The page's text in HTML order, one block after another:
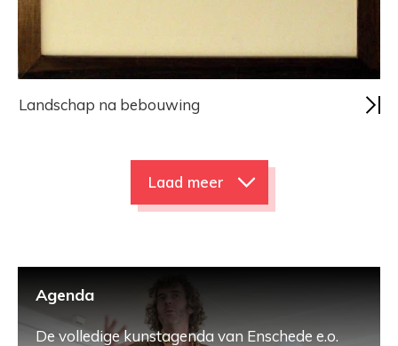
Landschap na bebouwing
Laad meer
Agenda
De volledige kunstagenda van Enschede e.o.